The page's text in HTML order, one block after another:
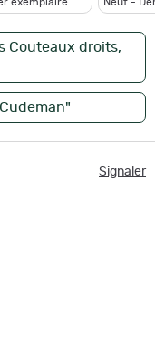
Couteaux droits,
Signaler